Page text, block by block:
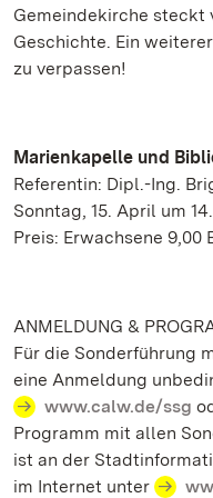
Gemeindekirche steckt
Geschichte. Ein
zu verpassen!
Marienkapelle und
Referentin: Dipl.-Ing.
Sonntag, 15. April um
Preis: Erwachsene 9,00
ANMELDUNG &
Für die Sonderführung
eine Anmeldung
www.calw.de/ssg
Programm mit allen
ist an der
im Internet unter